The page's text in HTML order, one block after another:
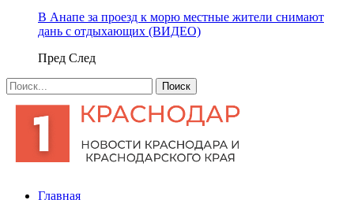
В Анапе за проезд к морю местные жители снимают
дань с отдыхающих (ВИДЕО)
Пред След
Главная